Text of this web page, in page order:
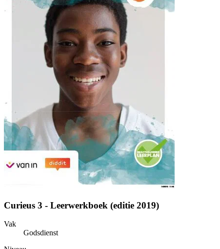
Curieus 3 - Leerwerkboek (editie 2019)
Vak
Godsdienst